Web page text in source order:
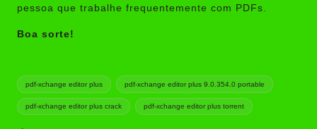
pessoa que trabalhe frequentemente com PDFs.
Boa sorte!
Tags:
pdf-xchange editor plus pdf-xchange editor plus 9.0.354.0 portable
pdf-xchange editor plus crack pdf-xchange editor plus torrent